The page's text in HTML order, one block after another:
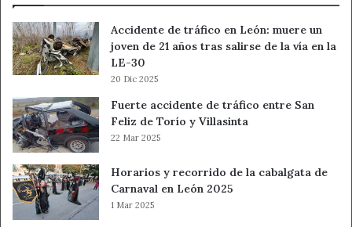
Accidente de tráfico en León: muere un
joven de 21 años tras salirse de la vía en la
LE-30
20 Dic 2025
Fuerte accidente de tráfico entre San
Feliz de Torío y Villasinta
22 Mar 2025
Horarios y recorrido de la cabalgata de
Carnaval en León 2025
1 Mar 2025